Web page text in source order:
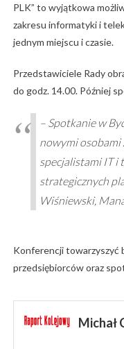
PLK” to wyjątkowa
zakresu informatyki i
jednym miejscu i czasie.
Przedstawiciele Rady
do godz. 14.00. Później
– Spotkanie w
nowymi osobami
specjalistami IT i
strategicznych
Wiśniewski,
Konferencji towarzyszyć
przedsiębiorców oraz
Michał